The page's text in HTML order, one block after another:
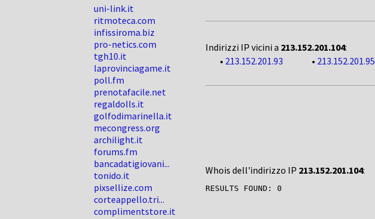
uni-link.it
ritmoteca.com
infissiroma.biz
pro-netics.com
tgh10.it
laprovinciagame.it
poll.fm
prenotafacile.net
regaldolls.it
golfodimarinella.it
mecongress.org
archilight.it
forums.fm
bancadatigiovani...
tonido.it
pixsellize.com
corteappello.tri...
complimentstore.it
Indirizzi IP vicini a 213.152.201.104:
• 213.152.201.93 • 213.152.201.95
Whois dell'indirizzo IP 213.152.201.104: